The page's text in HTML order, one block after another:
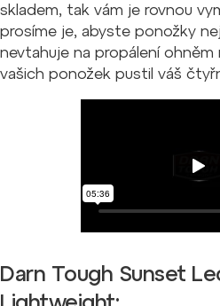
skladem, tak vám je rovnou
prosíme je, abyste ponožky
nevtahuje na propálení
vašich ponožek pustil váš
Darn Tough Sunset